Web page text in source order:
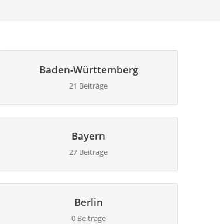
Baden-Württemberg
21 Beiträge
Bayern
27 Beiträge
Berlin
0 Beiträge